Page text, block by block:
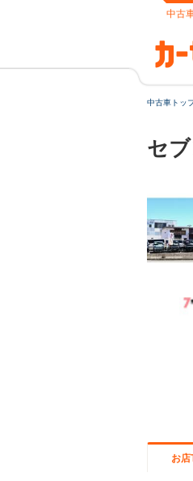
中古
中古車トッ
セ
お店